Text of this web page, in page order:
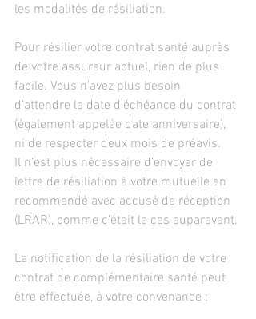
les modalités de résiliation.
Pour résilier votre contrat santé auprès
de votre assureur actuel, rien de plus
facile. Vous n’avez plus besoin
d’attendre la date d’échéance du contrat
(également appelée date anniversaire),
ni de respecter deux mois de préavis.
Il n’est plus nécessaire d’envoyer de
lettre de résiliation à votre mutuelle en
recommandé avec accusé de réception
(LRAR), comme c’était le cas auparavant.
La notification de la résiliation de votre
contrat de complémentaire santé peut
être effectuée, à votre convenance :